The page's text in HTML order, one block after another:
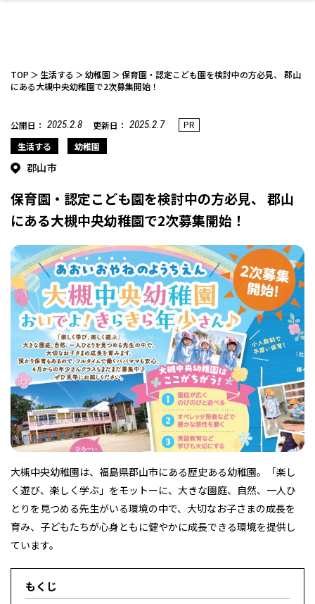
お酒 洋食 中華
和食 わんぱく 福島ローカルグル
メ
パン アジア・エスニッ
ク
テイクアウト
デート・友達と ひとりで アウトドア
温泉 体験 名所
レジャー・スポー
ツ施設
非日常 イベントレポート
ネイルサロン
美容アイテム エイジングケア メンズ
フィットネス・や
せたい
鍼灸・整体・リラ
クゼーション
まつ毛サロン
脱毛 温活・サウナ 歯列矯正・審美歯
科
ファッション
スポーツ・アウト
ドア
ギフト・お土産 キッズ
インテリア 食品・酒 生活を彩るモノ
その他
お金のこと
保険 病院・クリニック ペット
趣味・スキルアッ
プ
保育園・こども園 子どもの習い事・
塾
幼稚園 教育 ライフイベント
新築体験談
リフォーム・リノ
ベーション
自治体インフォ その他
TOP 生活する 幼稚園
保育園・認定こども園を検討中の方必見、 郡山
にある大槻中央幼稚園で2次募集開始！
公開日： 2025.2.8 更新日： 2025.2.7
PR
生活する
幼稚園
郡山市
保育園・認定こども園を検討中の方必見、 郡山
にある大槻中央幼稚園で2次募集開始！
大槻中央幼稚園は、福島県郡山市にある歴史ある幼稚園。「楽し
く遊び、楽しく学ぶ」をモットーに、大きな園庭、自然、一人ひ
とりを見つめる先生がいる環境の中で、大切なお子さまの成長を
育み、子どもたちが心身ともに健やかに成長できる環境を提供し
ています。
もくじ